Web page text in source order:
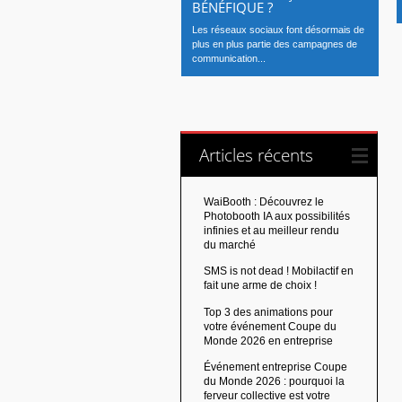
BÉNÉFIQUE ?
Les réseaux sociaux font désormais de
plus en plus partie des campagnes de
communication...
Articles récents
WaiBooth : Découvrez le
Photobooth IA aux possibilités
infinies et au meilleur rendu
du marché
SMS is not dead ! Mobilactif en
fait une arme de choix !
Top 3 des animations pour
votre événement Coupe du
Monde 2026 en entreprise
Événement entreprise Coupe
du Monde 2026 : pourquoi la
ferveur collective est votre